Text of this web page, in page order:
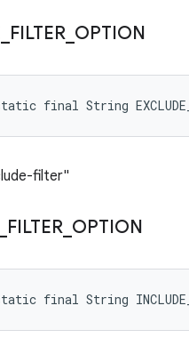
FILTER OPTION
final String
filter"
FILTER OPTION
final String